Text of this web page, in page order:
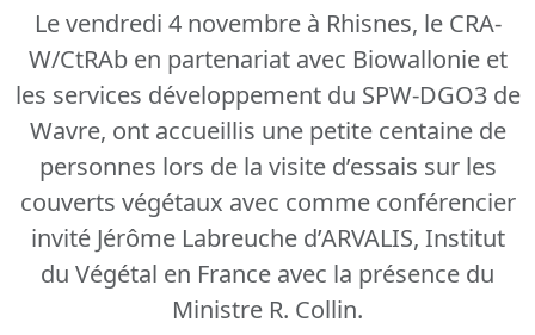
Le vendredi 4 novembre à Rhisnes, le CRA-
W/CtRAb en partenariat avec Biowallonie et
les services développement du SPW-DGO3 de
Wavre, ont accueillis une petite centaine de
personnes lors de la visite d’essais sur les
couverts végétaux avec comme conférencier
invité Jérôme Labreuche d’ARVALIS, Institut
du Végétal en France avec la présence du
Ministre R. Collin.